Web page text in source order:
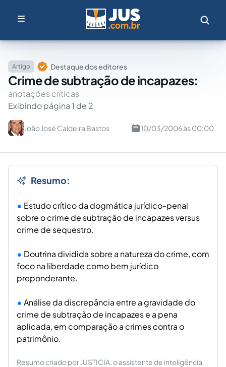
Artigo Destaque dos editores
Crime de subtração de incapazes:
anotações críticas
Exibindo página 1 de 2
João José Caldeira Bastos 10/03/2006 às 00:00
Resumo:
Estudo crítico da dogmática jurídico-penal
sobre o crime de subtração de incapazes versus
crime de sequestro.
Doutrina dividida sobre a natureza do crime, com
foco na liberdade como bem jurídico
preponderante.
Análise da discrepância entre a gravidade do
crime de subtração de incapazes e a pena
aplicada, em comparação a crimes contra o
patrimônio.
Resumo criado por JUSTICIA, o assistente de inteligência